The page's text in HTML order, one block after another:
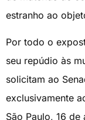
estranho ao
Por todo o
seu repúdio às
solicitam ao
exclusivamente
São Paulo, 16 de